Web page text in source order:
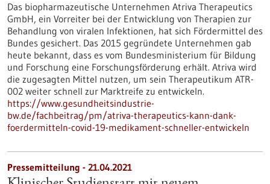
Das biopharmazeutische Unternehmen Atriva Therapeutics
GmbH, ein Vorreiter bei der Entwicklung von Therapien zur
Behandlung von viralen Infektionen, hat sich Fördermittel des
Bundes gesichert. Das 2015 gegründete Unternehmen gab
heute bekannt, dass es vom Bundesministerium für Bildung
und Forschung eine Forschungsförderung erhält. Atriva wird
die zugesagten Mittel nutzen, um sein Therapeutikum ATR-
002 weiter schnell zur Marktreife zu entwickeln.
https://www.gesundheitsindustrie-
bw.de/fachbeitrag/pm/atriva-therapeutics-kann-dank-
foerdermitteln-covid-19-medikament-schneller-entwickeln
Pressemitteilung - 21.04.2021